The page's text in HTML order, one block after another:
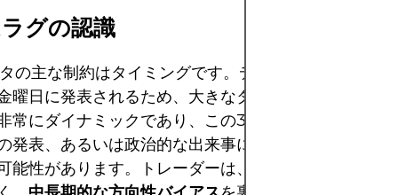
グの認識
の主な制約はタイミングです。データは火曜日のポ
曜日に発表されるため、大きなタイムラグがありま
常にダイナミックであり、この3日間で、中央銀行の
発表、あるいは政治的な出来事によって、ポジショ
能性があります。トレーダーは、COTデータを短期